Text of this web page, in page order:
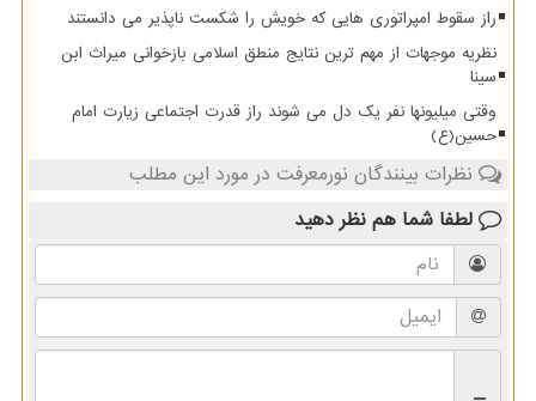
راز سقوط امپراتوری هایی که خویش را شکست ناپذیر می دانستند
نظریه موجهات از مهم ترین نتایج منطق اسلامی بازخوانی میراث ابن
سینا
وقتی میلیونها نفر یک دل می شوند راز قدرت اجتماعی زیارت امام
حسین(ع)
نظرات بینندگان نورمعرفت در مورد این مطلب
لطفا شما هم نظر دهید